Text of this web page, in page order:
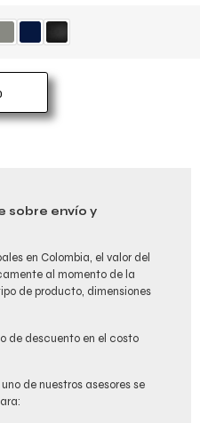
sobre envío y
en Colombia, el valor del
al momento de la
de producto, dimensiones
de descuento en el costo
de nuestros asesores se